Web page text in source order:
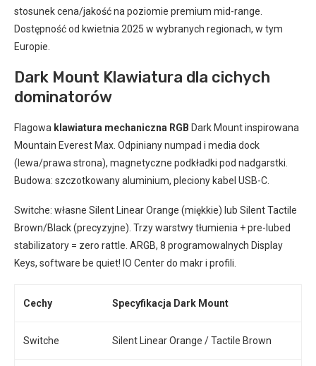
stosunek cena/jakość na poziomie premium mid-range.
Dostępność od kwietnia 2025 w wybranych regionach, w tym
Europie.
Dark Mount Klawiatura dla cichych
dominatorów
Flagowa klawiatura mechaniczna RGB Dark Mount inspirowana
Mountain Everest Max. Odpiniany numpad i media dock
(lewa/prawa strona), magnetyczne podkładki pod nadgarstki.
Budowa: szczotkowany aluminium, pleciony kabel USB-C.
Switche: własne Silent Linear Orange (miękkie) lub Silent Tactile
Brown/Black (precyzyjne). Trzy warstwy tłumienia + pre-lubed
stabilizatory = zero rattle. ARGB, 8 programowalnych Display
Keys, software be quiet! IO Center do makr i profili.
Cechy Specyfikacja Dark Mount
Switche Silent Linear Orange / Tactile Brown